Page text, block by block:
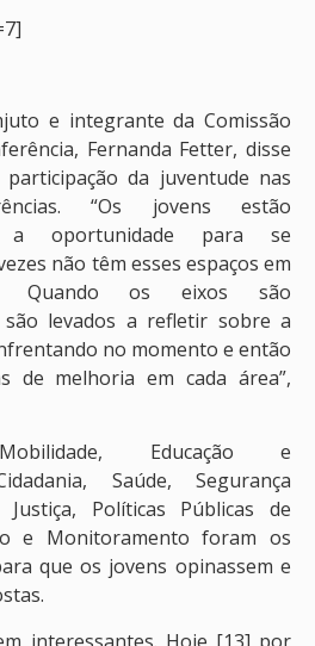
e integrante da Comissão
Fernanda Fetter, disse
da juventude nas
“Os jovens estão
a oportunidade para se
não têm esses espaços em
Quando os eixos são
são levados a refletir sobre a
no momento e então
de melhoria em cada área”,
Educação e
Saúde, Segurança
Políticas Públicas de
e Monitoramento foram os
que os jovens opinassem e